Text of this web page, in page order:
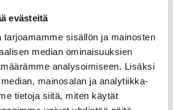
evästeitä
tarjoamamme sisällön ja mainosten
median ominaisuuksien
analysoimiseen. Lisäksi
mainosalan ja analytiikka-
tietoja siitä, miten käytät
riistanhoitoyhdistys
Suomi